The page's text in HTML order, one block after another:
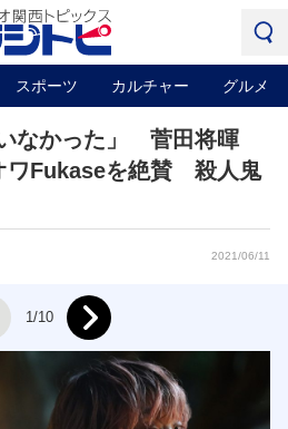
スポーツ カルチャー グルメ
なかった」 菅田将暉
ワFukaseを絶賛 殺人鬼
2021/06/11
1/10